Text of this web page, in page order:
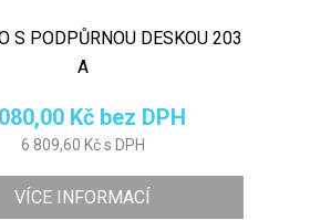
S PODPŮRNOU DESKOU 203
A
Kč bez DPH
6 809,60 Kč s DPH
VÍCE INFORMACÍ